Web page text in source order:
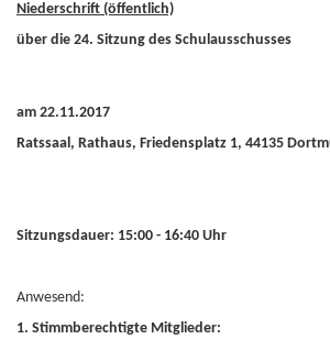
Niederschrift (öffentlich)
über die 24. Sitzung des Schulausschusses
am 22.11.2017
Ratssaal, Rathaus, Friedensplatz 1, 44135
Sitzungsdauer: 15:00 - 16:40 Uhr
Anwesend:
1. Stimmberechtigte Mitglieder: